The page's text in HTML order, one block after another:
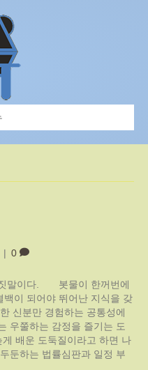
| 0
짓말이다. 봇물이 한꺼번에
이 되어야 뛰어난 지식을 갖
신분만 경험하는 공통성에
우쭐하는 감정을 즐기는 도
배운 도둑질이라고 하면 나
둔하는 법률심판과 일정 부